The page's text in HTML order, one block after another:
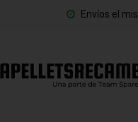
Envíos el